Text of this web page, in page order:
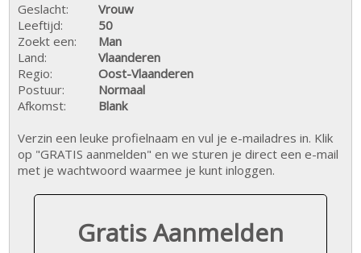
Geslacht:
Vrouw
Leeftijd:
50
Zoekt een:
Man
Land:
Vlaanderen
Regio:
Oost-Vlaanderen
Postuur:
Normaal
Afkomst:
Blank
Verzin een leuke profielnaam en vul je e-mailadres in. Klik
op "GRATIS aanmelden" en we sturen je direct een e-mail
met je wachtwoord waarmee je kunt inloggen.
Gratis Aanmelden